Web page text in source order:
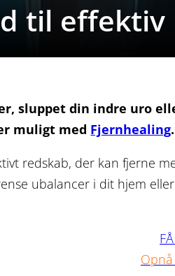
til effektiv
sluppet din indre uro
muligt med Fjernhealing
redskab, der kan fjerne
ubalancer i dit hjem